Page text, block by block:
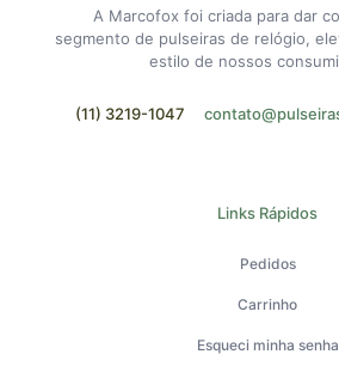
A Marcofox foi criada para dar
segmento de pulseiras de relógio,
estilo de nossos
(11) 3219-1047
Links Rápidos
Pedidos
Carrinho
Esqueci minha senha